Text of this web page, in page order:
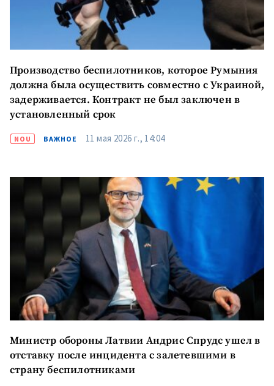
Производство беспилотников, которое Румыния
должна была осуществить совместно с Украиной,
задерживается. Контракт не был заключен в
установленный срок
NOU ВАЖНОЕ 11 мая 2026 г., 14:04
Министр обороны Латвии Андрис Спрудс ушел в
отставку после инцидента с залетевшими в
страну беспилотниками